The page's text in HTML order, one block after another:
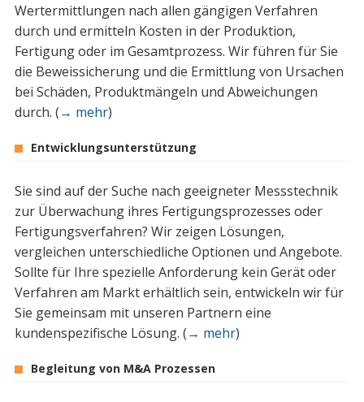
Wertermittlungen nach allen gängigen Verfahren
durch und ermitteln Kosten in der Produktion,
Fertigung oder im Gesamtprozess. Wir führen für Sie
die Beweissicherung und die Ermittlung von Ursachen
bei Schäden, Produktmängeln und Abweichungen
durch. (→ mehr)
Entwicklungsunterstützung
Sie sind auf der Suche nach geeigneter Messstechnik
zur Überwachung ihres Fertigungsprozesses oder
Fertigungsverfahren? Wir zeigen Lösungen,
vergleichen unterschiedliche Optionen und Angebote.
Sollte für Ihre spezielle Anforderung kein Gerät oder
Verfahren am Markt erhältlich sein, entwickeln wir für
Sie gemeinsam mit unseren Partnern eine
kundenspezifische Lösung. (→ mehr)
Begleitung von M&A Prozessen